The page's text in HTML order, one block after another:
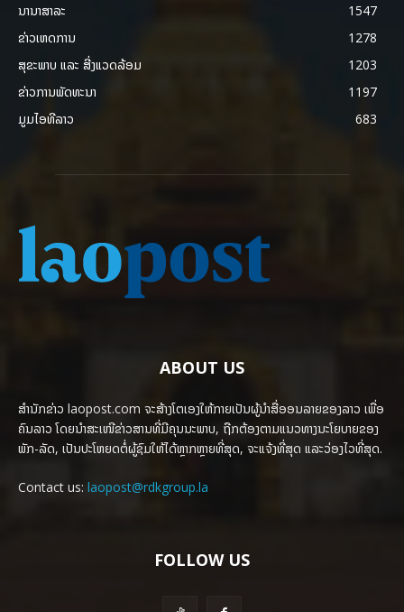
ນານາສາລະ
1547
ຂ່າວເຫດການ
1278
ສຸຂະພາບ ແລະ ສີ່ງແວດລ້ອມ
1203
ຂ່າວການພັດທະນາ
1197
ມູມໄອທີລາວ
683
ABOUT US
ສຳນັກຂ່າວ laopost.com ຈະສ້າງໂຕເອງໃຫ້ກາຍເປັນຜູ້ນຳສື່ອອນລາຍຂອງລາວ ເພື່ອ
ຄົນລາວ ໂດຍນຳສະເໜີຂ່າວສານທີ່ມີຄຸນນະພາບ, ຖືກຕ້ອງຕາມແນວທາງນະໂຍບາຍຂອງ
ພັກ-ລັດ, ເປັນປະໂຫຍດຕໍ່ຜູ້ຊົມໃຫ້ໄດ້ຫຼາກຫຼາຍທີ່ສຸດ, ຈະແຈ້ງທີ່ສຸດ ແລະວ່ອງໄວທີ່ສຸດ.
Contact us: laopost@rdkgroup.la
FOLLOW US